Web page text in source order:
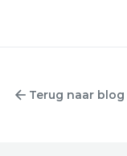
Terug naar blog